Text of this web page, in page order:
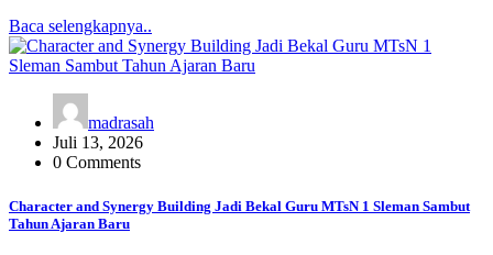
Baca selengkapnya..
madrasah
Juli 13, 2026
0 Comments
Character and Synergy Building Jadi Bekal Guru MTsN 1 Sleman Sambut
Tahun Ajaran Baru